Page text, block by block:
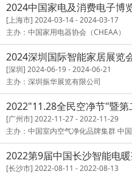
2024中国家电及消费电子博
[上海市] 2024-03-14 - 2024-03-17
主办：中国家用电器协会（CHEAA）
2024深圳国际智能家居展览
[深圳] 2024-06-19 - 2024-06-21
主办：深圳振华展览有限公司
2022"11.28全民空净节"暨
[广州市] 2022-11-27 - 2022-11-29
主办：中国室内空气净化品牌集群 中
2022第9届中国长沙智能电
[长沙市] 2022-08-11 - 2022-08-13